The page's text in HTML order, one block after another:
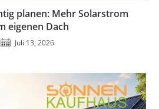
planen: Mehr Solarstrom
eigenen Dach
Juli 13, 2026